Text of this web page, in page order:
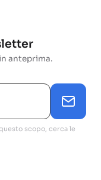
anteprima.
scopo, cerca le